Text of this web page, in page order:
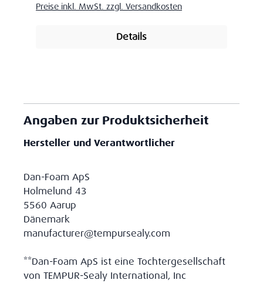
Preise inkl. MwSt. zzgl. Versandkosten
Details
Angaben zur Produktsicherheit
Hersteller und Verantwortlicher
Dan-Foam ApS
Holmelund 43
5560 Aarup
Dänemark
manufacturer@tempursealy.com
**Dan-Foam ApS ist eine Tochtergesellschaft
von TEMPUR-Sealy International, Inc